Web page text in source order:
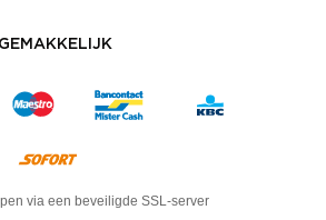
via een beveiligde SSL-server